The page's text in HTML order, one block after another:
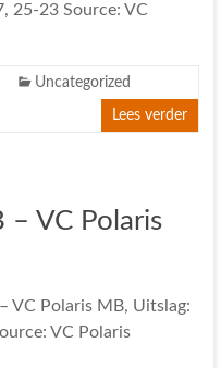
25-23 Source: VC
Uncategorized
Lees verder
– VC Polaris
VC Polaris MB, Uitslag:
VC Polaris